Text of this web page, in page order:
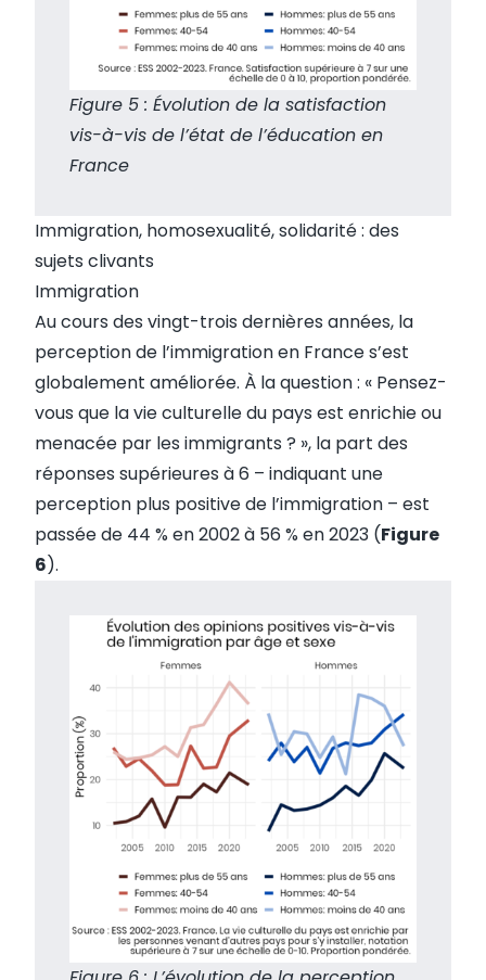
Figure 5 : Évolution de la satisfaction
vis-à-vis de l’état de l’éducation en
France
Immigration, homosexualité, solidarité : des
sujets clivants
Immigration
Au cours des vingt-trois dernières années, la
perception de l’immigration en France s’est
globalement améliorée. À la question : « Pensez-
vous que la vie culturelle du pays est enrichie ou
menacée par les immigrants ? », la part des
réponses supérieures à 6 – indiquant une
perception plus positive de l’immigration – est
passée de 44 % en 2002 à 56 % en 2023 (Figure
6).